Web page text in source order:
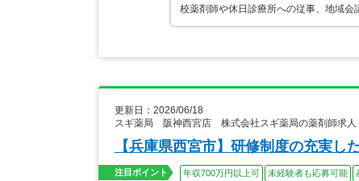
校薬剤師や休日診療所への従事、地域
更新日：2026/06/18
スギ薬局 阪神西宮店 株式会社スギ薬局の薬剤師求人
【兵庫県西宮市】研修制度の充実し
注目ポイント 年収700万円以上可 未経験者も応募可能